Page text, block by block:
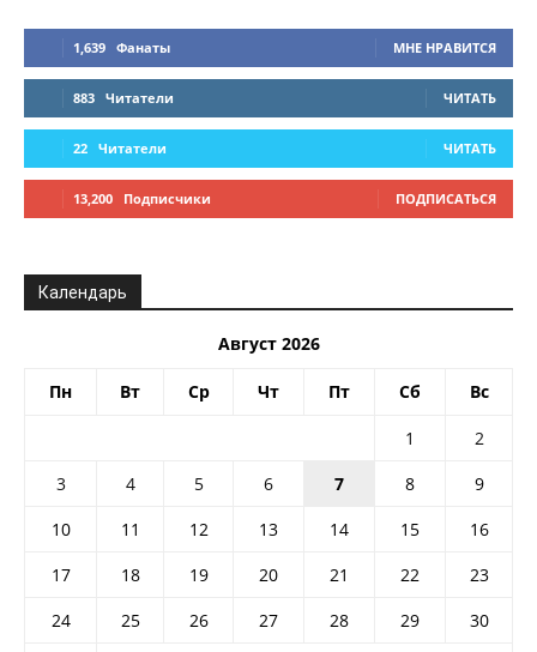
1,639 Фанаты МНЕ НРАВИТСЯ
883 Читатели ЧИТАТЬ
22 Читатели ЧИТАТЬ
13,200 Подписчики ПОДПИСАТЬСЯ
Календарь
Август 2026
Пн Вт Ср Чт Пт Сб Вс
1
2
3
4 5 6 7 8
9
10
11 12 13 14 15
16
17
18 19 20 21 22
23
24
25 26 27 28 29 30